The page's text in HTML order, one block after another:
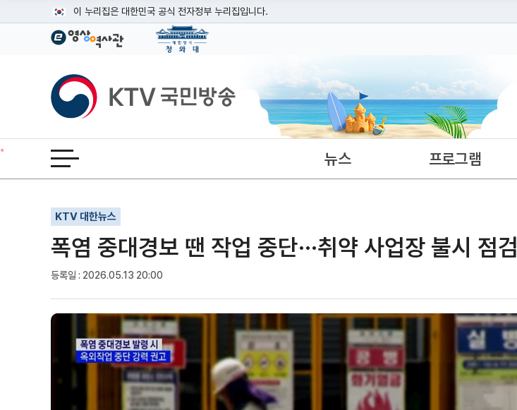
이 누리집은 대한민국 공식 전자정부 누리집입니다.
공식 누리집 주소 확인하기
이밖에 or.kr 또는 .kr등 다른 도메인 주소를 사용하고 있다면 아래 URL에서 도메인 주소를 확인해 보세요
운영중인 공식 누리집보기
KTV국민방송
전체메뉴 열기 뉴스 프로그램
KTV 대한뉴스
폭염 중대경보 땐 작업 중단···취약 사업장 불시 점검
등록일 : 2026.05.13 20:00
기사인쇄
글자확대
글자축소